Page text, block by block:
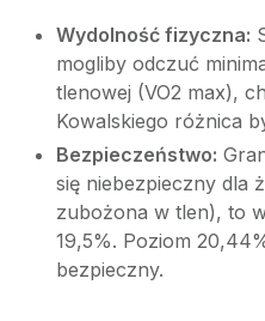
Wydolność fizyczna:
mogliby odczuć
tlenowej (VO2 max),
Kowalskiego różnica
Bezpieczeństwo:
się niebezpieczny dla
zubożona w tlen), to
19,5%. Poziom
bezpieczny.